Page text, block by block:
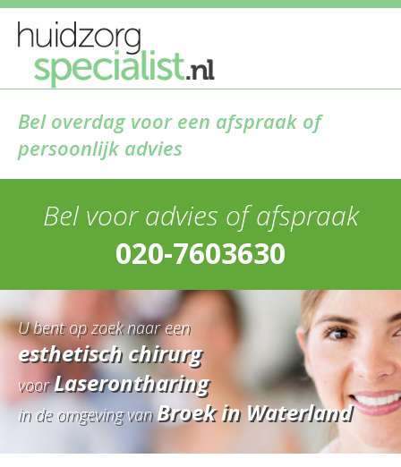
Bel overdag voor een afspraak of
persoonlijk advies
Bel voor advies of afspraak
020-7603630
U bent op zoek naar een
esthetisch chirurg
voorLaserontharing
in de omgeving vanBroek in Waterland